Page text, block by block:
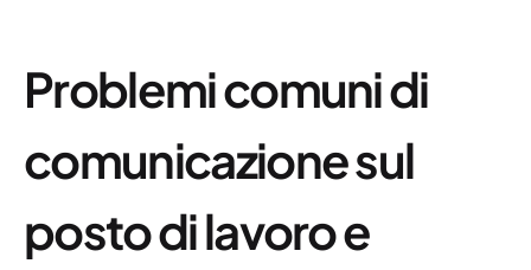
Problemi comuni di
comunicazione sul
posto di lavoro e